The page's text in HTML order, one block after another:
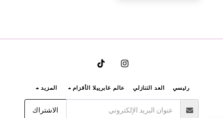
رئيسي العد التنازلي عالم غابرييلا الأقزام المزيد
الاشتراك